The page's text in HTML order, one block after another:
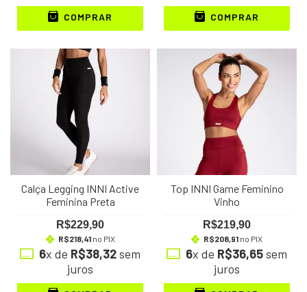
COMPRAR COMPRAR
Calça Legging INNI Active
Feminina Preta
R$229,90
R$218,41no PIX
6x de R$38,32sem
juros
Top INNI Game Feminino
Vinho
R$219,90
R$208,91 no PIX
6x de R$36,65sem
juros